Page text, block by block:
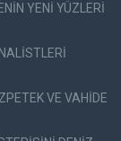
YENİ YÜZLERİ
VE VAHİDE